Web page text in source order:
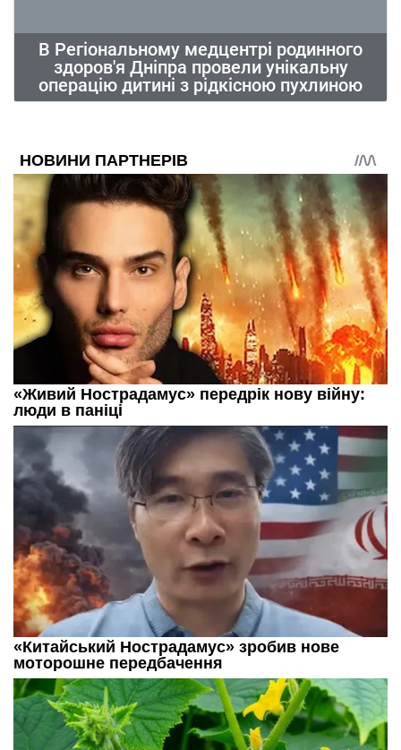
В Регіональному медцентрі родинного
здоров'я Дніпра провели унікальну
операцію дитині з рідкісною пухлиною